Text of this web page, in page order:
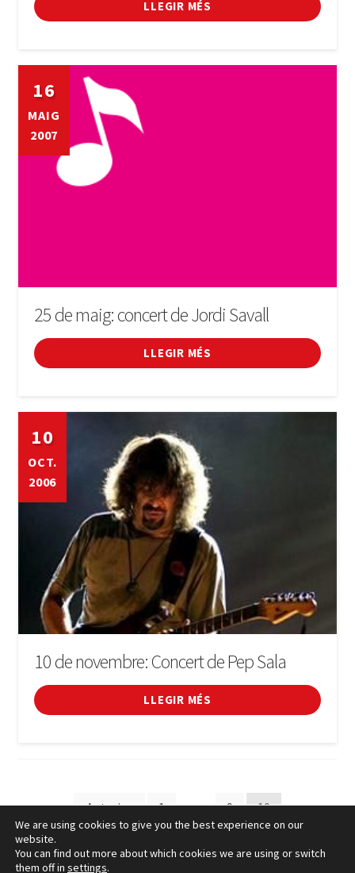
LLEGIR MÉS
16
MAIG
2007
25 de maig: concert de Jordi Savall
LLEGIR MÉS
10
OCT.
2006
10 de novembre: Concert de Pep Sala
LLEGIR MÉS
Paginació
de
Anterior 1 … 9 10
We are using cookies to give you the best experience on our
website.
You can find out more about which cookies we are using or switch
them off in settings.